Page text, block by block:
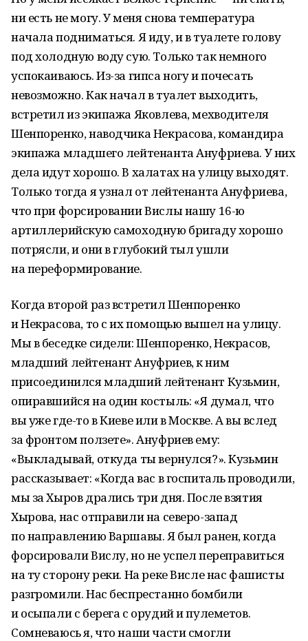
ни есть не могу. У меня снова температура
начала подниматься. Я иду, и в туалете голову
под холодную воду сую. Только так немного
успокаиваюсь. Из-за гипса ногу и почесать
невозможно. Как начал в туалет выходить,
встретил из экипажа Яковлева, мехводителя
Шенпоренко, наводчика Некрасова, командира
экипажа младшего лейтенанта Ануфриева. У них
дела идут хорошо. В халатах на улицу выходят.
Только тогда я узнал от лейтенанта Ануфриева,
что при форсировании Вислы нашу 16-ю
артиллерийскую самоходную бригаду хорошо
потрясли, и они в глубокий тыл ушли
на переформирование.
Когда второй раз встретил Шенпоренко
и Некрасова, то с их помощью вышел на улицу.
Мы в беседке сидели: Шенпоренко, Некрасов,
младший лейтенант Ануфриев, к ним
присоединился младший лейтенант Кузьмин,
опиравшийся на один костыль: «Я думал, что
вы уже где-то в Киеве или в Москве. А вы вслед
за фронтом ползете». Ануфриев ему:
«Выкладывай, откуда ты вернулся?». Кузьмин
рассказывает: «Когда вас в госпиталь проводили,
мы за Хыров дрались три дня. После взятия
Хырова, нас отправили на северо-запад
по направлению Варшавы. Я был ранен, когда
форсировали Вислу, но не успел переправиться
на ту сторону реки. На реке Висле нас фашисты
разгромили. Нас беспрестанно бомбили
и осыпали с берега с орудий и пулеметов.
Сомневаюсь я, что наши части смогли